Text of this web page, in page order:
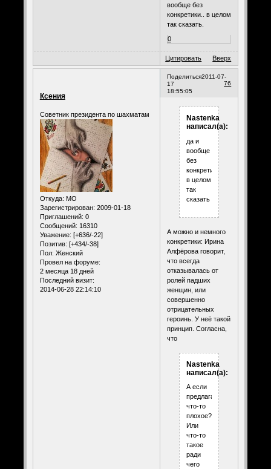
вообще без
конкретики.. в целом
так сказать.
0
Цитировать Вверх
Поделиться
76
2011-07-
17
18:55:05
Ксения
Советник президента по шахматам
Откуда: МО
Зарегистрирован: 2009-01-18
Приглашений: 0
Сообщений: 16310
Уважение: [+636/-22]
Позитив: [+434/-38]
Пол: Женский
Провел на форуме:
2 месяца 18 дней
Последний визит:
2014-06-28 22:14:10
Nastenka
написал(а):
да и
вообще
без
конкретики..
в целом
так
сказать
А можно и немного
конкретики: Ирина
Алфёрова говорит,
что всегда
отказывалась от
ролей падших
женщин, или
совершенно
отрицательных
героинь. У неё такой
принцип. Согласна,
что
Nastenka
написал(а):
А если
предлагают
что-то
плохое??
Или
что-то
такое
ради
чего